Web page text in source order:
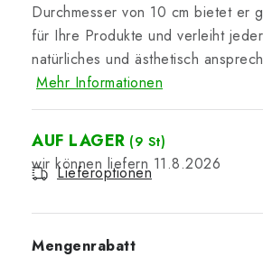
Durchmesser von 10 cm bietet er
für Ihre Produkte und verleiht
natürliches und ästhetisch
Mehr Informationen
AUF LAGER (9 St)
11.8.2026
Lieferoptionen
Mengenrabatt